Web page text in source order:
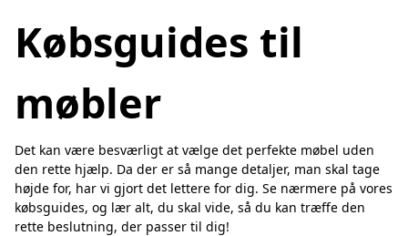
Købsguides til
møbler
Det kan være besværligt at vælge det perfekte møbel uden
den rette hjælp. Da der er så mange detaljer, man skal tage
højde for, har vi gjort det lettere for dig. Se nærmere på vores
købsguides, og lær alt, du skal vide, så du kan træffe den
rette beslutning, der passer til dig!